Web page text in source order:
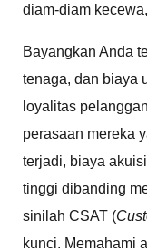
diam-diam
Bayangkan Anda
tenaga, dan biaya
loyalitas
perasaan mereka
terjadi, biaya
tinggi dibanding
sinilah CSAT (
kunci. Memahami